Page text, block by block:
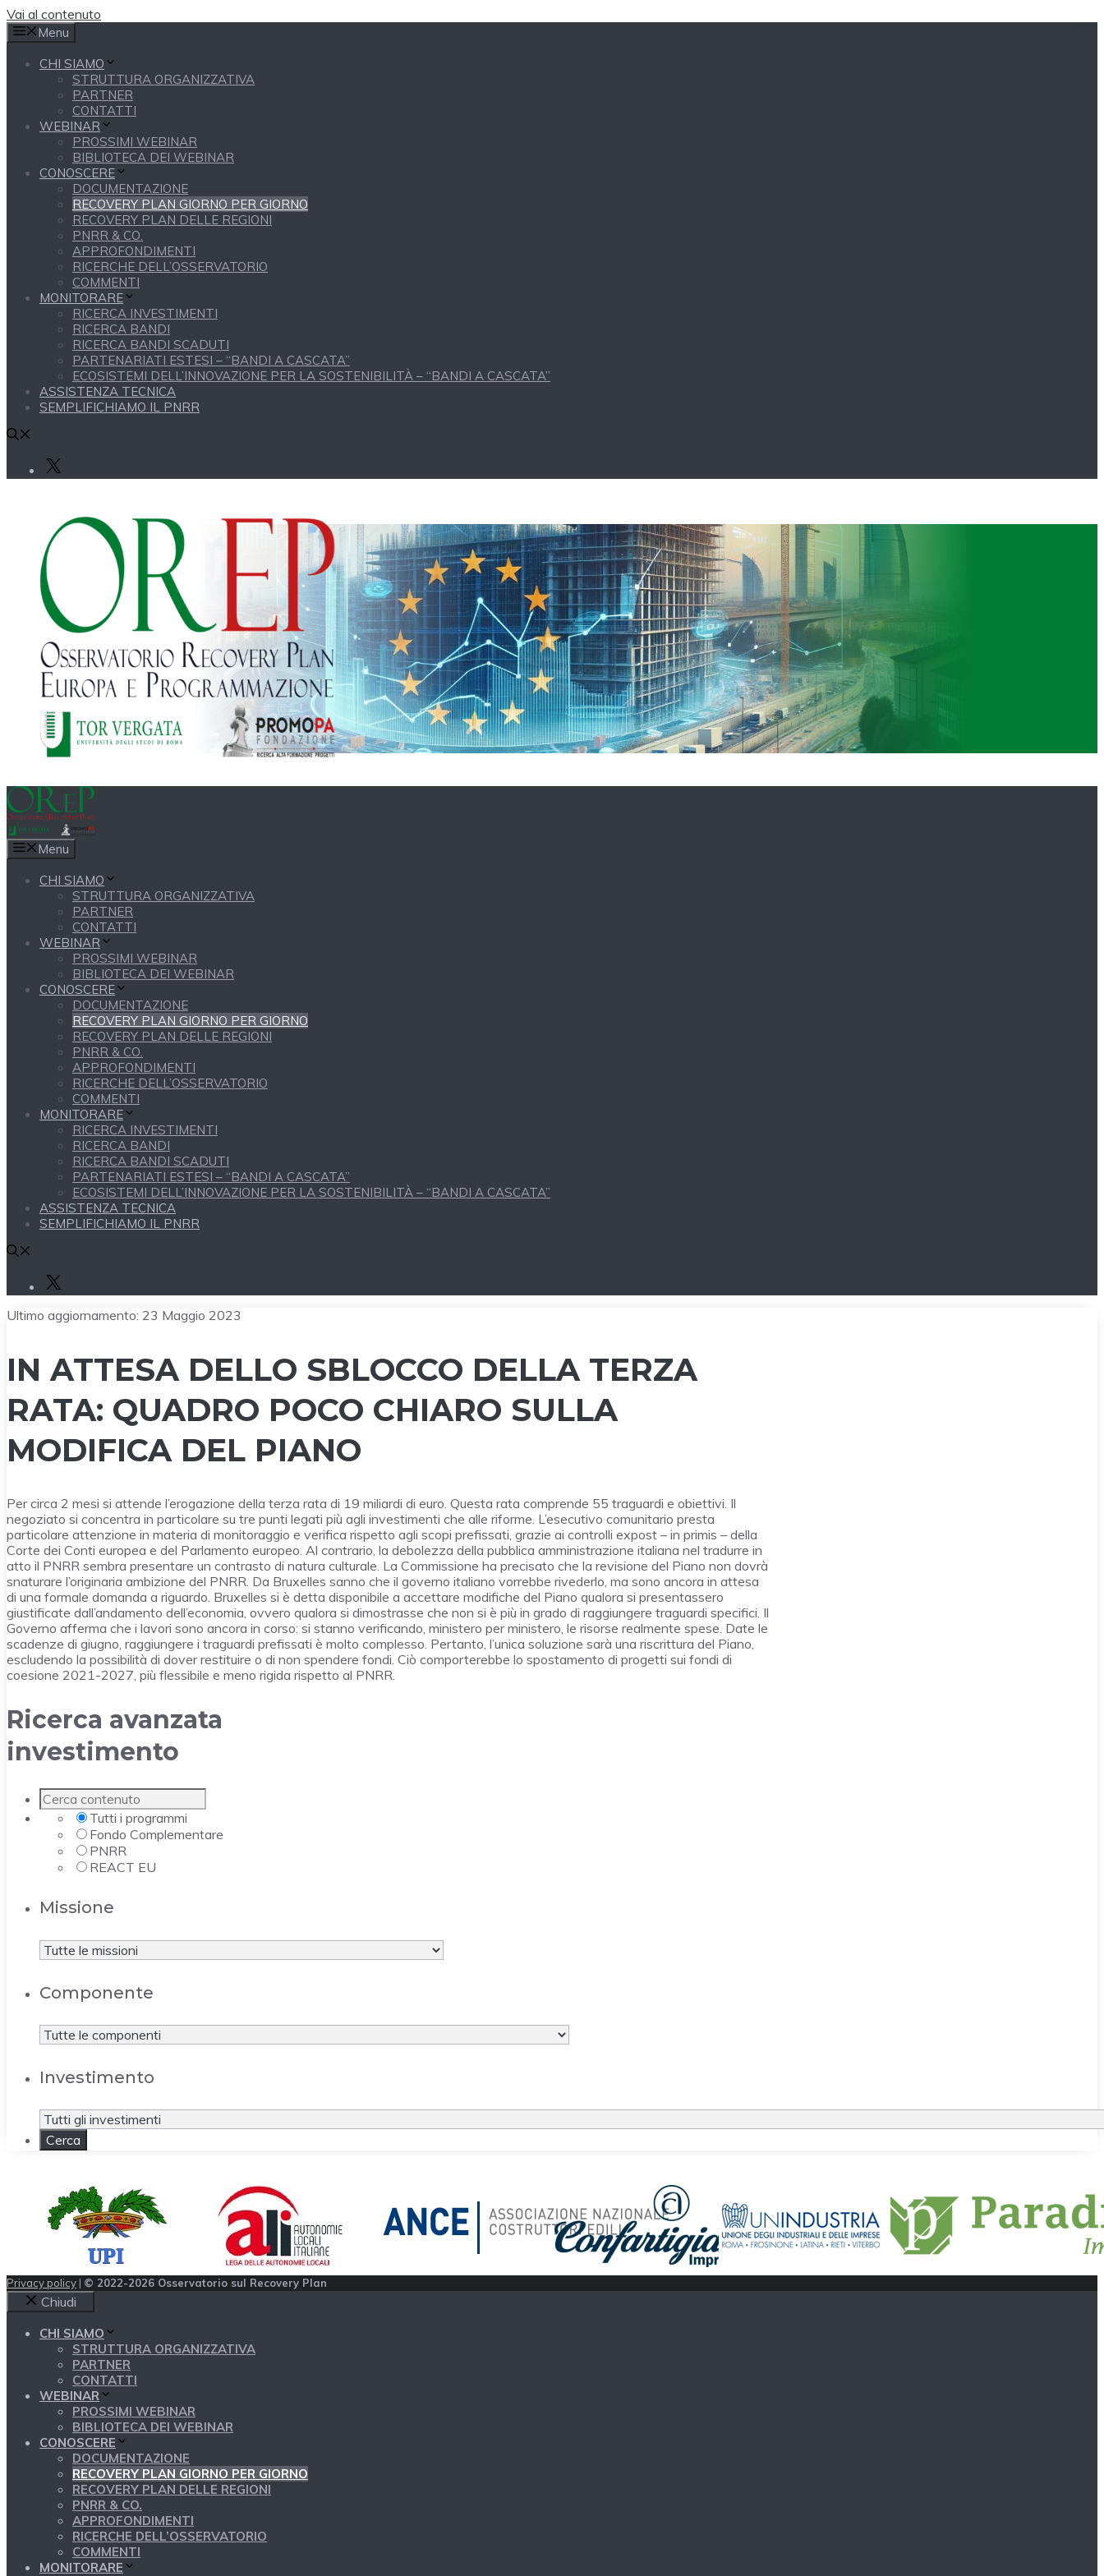
Vai al contenuto
Menu
CHI SIAMO
STRUTTURA ORGANIZZATIVA
PARTNER
CONTATTI
WEBINAR
PROSSIMI WEBINAR
BIBLIOTECA DEI WEBINAR
CONOSCERE
DOCUMENTAZIONE
RECOVERY PLAN GIORNO PER GIORNO
RECOVERY PLAN DELLE REGIONI
PNRR & CO.
APPROFONDIMENTI
RICERCHE DELL’OSSERVATORIO
COMMENTI
MONITORARE
RICERCA INVESTIMENTI
RICERCA BANDI
RICERCA BANDI SCADUTI
PARTENARIATI ESTESI – “BANDI A CASCATA”
ECOSISTEMI DELL’INNOVAZIONE PER LA SOSTENIBILITÀ – “BANDI A CASCATA”
ASSISTENZA TECNICA
SEMPLIFICHIAMO IL PNRR
Menu
CHI SIAMO
STRUTTURA ORGANIZZATIVA
PARTNER
CONTATTI
WEBINAR
PROSSIMI WEBINAR
BIBLIOTECA DEI WEBINAR
CONOSCERE
DOCUMENTAZIONE
RECOVERY PLAN GIORNO PER GIORNO
RECOVERY PLAN DELLE REGIONI
PNRR & CO.
APPROFONDIMENTI
RICERCHE DELL’OSSERVATORIO
COMMENTI
MONITORARE
RICERCA INVESTIMENTI
RICERCA BANDI
RICERCA BANDI SCADUTI
PARTENARIATI ESTESI – “BANDI A CASCATA”
ECOSISTEMI DELL’INNOVAZIONE PER LA SOSTENIBILITÀ – “BANDI A CASCATA”
ASSISTENZA TECNICA
SEMPLIFICHIAMO IL PNRR
Ultimo aggiornamento: 23 Maggio 2023
IN ATTESA DELLO SBLOCCO DELLA TERZA
RATA: QUADRO POCO CHIARO SULLA
MODIFICA DEL PIANO
Per circa 2 mesi si attende l’erogazione della terza rata di 19 miliardi di euro. Questa rata comprende 55 traguardi e obiettivi. Il
negoziato si concentra in particolare su tre punti legati più agli investimenti che alle riforme. L’esecutivo comunitario presta
particolare attenzione in materia di monitoraggio e verifica rispetto agli scopi prefissati, grazie ai controlli expost – in primis – della
Corte dei Conti europea e del Parlamento europeo. Al contrario, la debolezza della pubblica amministrazione italiana nel tradurre in
atto il PNRR sembra presentare un contrasto di natura culturale. La Commissione ha precisato che la revisione del Piano non dovrà
snaturare l’originaria ambizione del PNRR. Da Bruxelles sanno che il governo italiano vorrebbe rivederlo, ma sono ancora in attesa
di una formale domanda a riguardo. Bruxelles si è detta disponibile a accettare modifiche del Piano qualora si presentassero
giustificate dall’andamento dell’economia, ovvero qualora si dimostrasse che non si è più in grado di raggiungere traguardi specifici. Il
Governo afferma che i lavori sono ancora in corso: si stanno verificando, ministero per ministero, le risorse realmente spese. Date le
scadenze di giugno, raggiungere i traguardi prefissati è molto complesso. Pertanto, l’unica soluzione sarà una riscrittura del Piano,
escludendo la possibilità di dover restituire o di non spendere fondi. Ciò comporterebbe lo spostamento di progetti sui fondi di
coesione 2021-2027, più flessibile e meno rigida rispetto al PNRR.
Ricerca avanzata
investimento
Tutti i programmi
Fondo Complementare
PNRR
REACT EU
Missione
Componente
Investimento
Privacy policy | © 2022-2026 Osservatorio sul Recovery Plan
Chiudi
CHI SIAMO
STRUTTURA ORGANIZZATIVA
PARTNER
CONTATTI
WEBINAR
PROSSIMI WEBINAR
BIBLIOTECA DEI WEBINAR
CONOSCERE
DOCUMENTAZIONE
RECOVERY PLAN GIORNO PER GIORNO
RECOVERY PLAN DELLE REGIONI
PNRR & CO.
APPROFONDIMENTI
RICERCHE DELL’OSSERVATORIO
COMMENTI
MONITORARE